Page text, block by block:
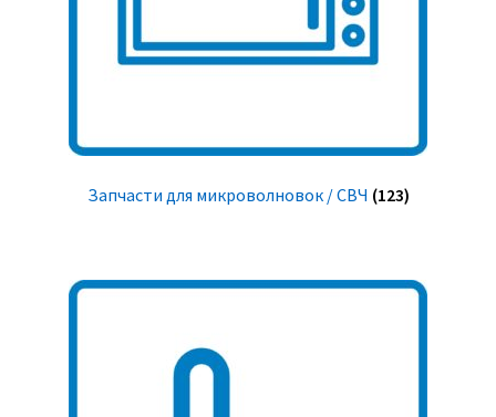
Запчасти для микроволновок / СВЧ (123)